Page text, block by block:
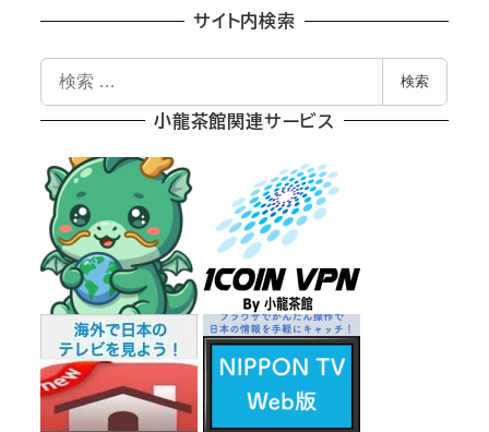
サイト内検索
検
索
検索
小龍茶館関連サービス